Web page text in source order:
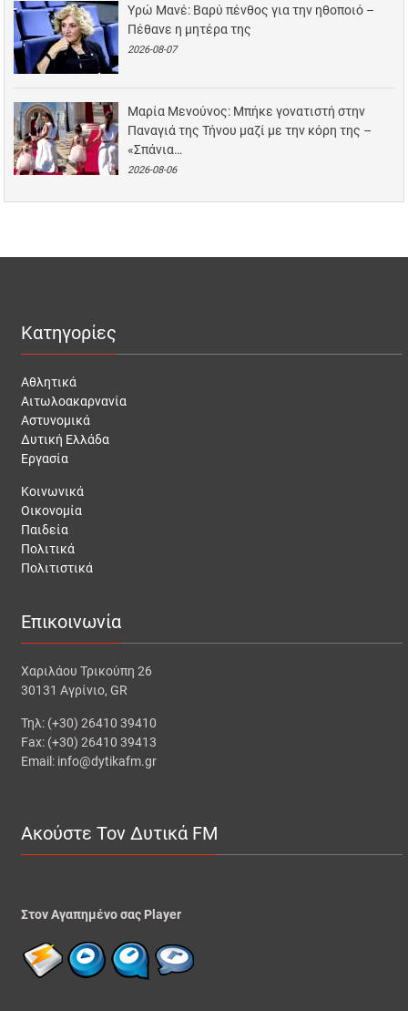
Υρώ Μανέ: Βαρύ πένθος για την ηθοποιό –
Πέθανε η μητέρα της
2026-08-07
Μαρία Μενούνος: Μπήκε γονατιστή στην
Παναγιά της Τήνου μαζί με την κόρη της –
«Σπάνια…
2026-08-06
Κατηγορίες
Αθλητικά
Αιτωλοακαρνανία
Αστυνομικά
Δυτική Ελλάδα
Εργασία
Κοινωνικά
Οικονομία
Παιδεία
Πολιτικά
Πολιτιστικά
Επικοινωνία
Χαριλάου Τρικούπη 26
30131 Αγρίνιο, GR
Τηλ: (+30) 26410 39410
Fax: (+30) 26410 39413
Email: info@dytikafm.gr
Ακούστε Τον Δυτικά FM
Στον Αγαπημένο σας Player